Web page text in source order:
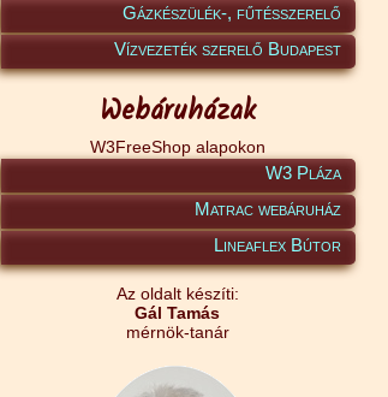
Gázkészülék-, fűtésszerelő
Vízvezeték szerelő Budapest
Webáruházak
W3FreeShop alapokon
W3 Pláza
Matrac webáruház
Lineaflex Bútor
Az oldalt készíti:
Gál Tamás
mérnök-tanár